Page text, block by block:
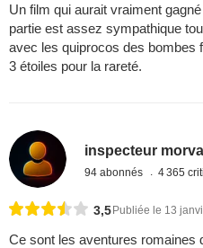
Un film qui aurait vraiment
partie est assez sympathique
avec les quiprocos des bombes
3 étoiles pour la rareté.
inspecteur
94 abonnés 4 365
3,5Publiée le 13
Ce sont les aventures romaines